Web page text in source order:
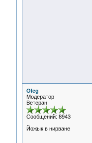
Oleg
Модератор
Ветеран
Сообщений: 8943
Йожык в нирване